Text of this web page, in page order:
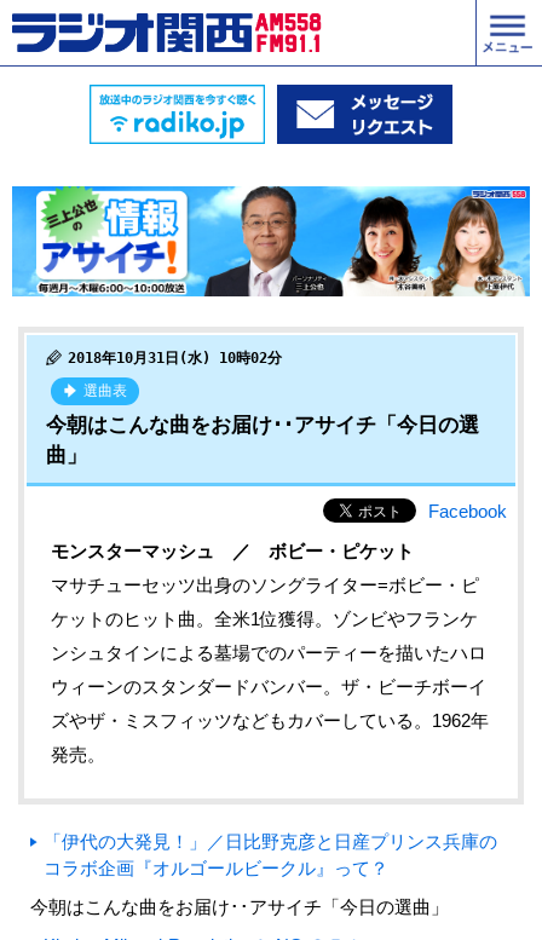
2018年10月31日(水) 10時02分
選曲表
今朝はこんな曲をお届け･･アサイチ「今日の選
曲」
Facebook
モンスターマッシュ ／ ボビー・ピケット
マサチューセッツ出身のソングライター=ボビー・ピ
ケットのヒット曲。全米1位獲得。ゾンビやフランケ
ンシュタインによる墓場でのパーティーを描いたハロ
ウィーンのスタンダードバンバー。ザ・ビーチボーイ
ズやザ・ミスフィッツなどもカバーしている。1962年
発売。
「伊代の大発見！」／日比野克彦と日産プリンス兵庫の
コラボ企画『オルゴールビークル』って？
今朝はこんな曲をお届け･･アサイチ「今日の選曲」